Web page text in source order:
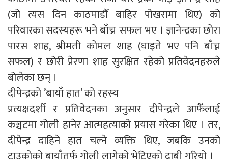
(जो त्यस दिन काठमाडौँ बाहिर पोखरामा थिए) को
परिवारका सदस्यहरू भने बाँच्न सफल भए । ज्ञानेन्द्रका छोरा
पारस शाह, श्रीमती कोमल शाह (घाइते भए पनि बाँच्न
सफल) र छोरी प्रेरणा शाह सुरक्षित रहेको प्रतिवेदनहरुले
बोलेका छन् ।
दीपेन्द्रको ’बायाँ हात’ को रहस्य
प्रत्यक्षदर्शी र प्रतिवेदनका अनुसार दीपेन्द्रले आफैँलाई
कञ्चटमा गोली हानेर आत्महत्याको प्रयास गरेका थिए । तर,
दीपेन्द्र दाहिने हात चल्ने व्यक्ति थिए, जबकि उनको